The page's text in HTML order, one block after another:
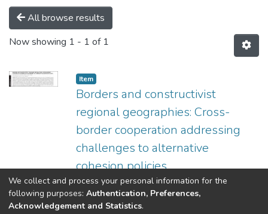
All browse results
Now showing 1 - 1 of 1
Item
Borders and constructivist
regional geographies: Cross-
border cooperation addressing
challenges to alternative
cohesion policies
(Hungarian Geographical Society,2015
Scott, James W.
We collect and process your personal information for the
following purposes: Authentication, Preferences,
Acknowledgement and Statistics.